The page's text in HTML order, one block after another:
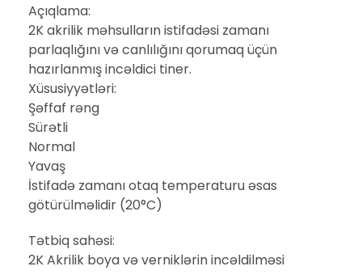
Açıqlama:
2K akrilik məhsulların istifadəsi zamanı
parlaqlığını və canlılığını qorumaq üçün
hazırlanmış incəldici tiner.
Xüsusiyyətləri:
Şəffaf rəng
Sürətli
Normal
Yavaş
İstifadə zamanı otaq temperaturu əsas
götürülməlidir (20°C)
Tətbiq sahəsi:
2K Akrilik boya və verniklərin incəldilməsi